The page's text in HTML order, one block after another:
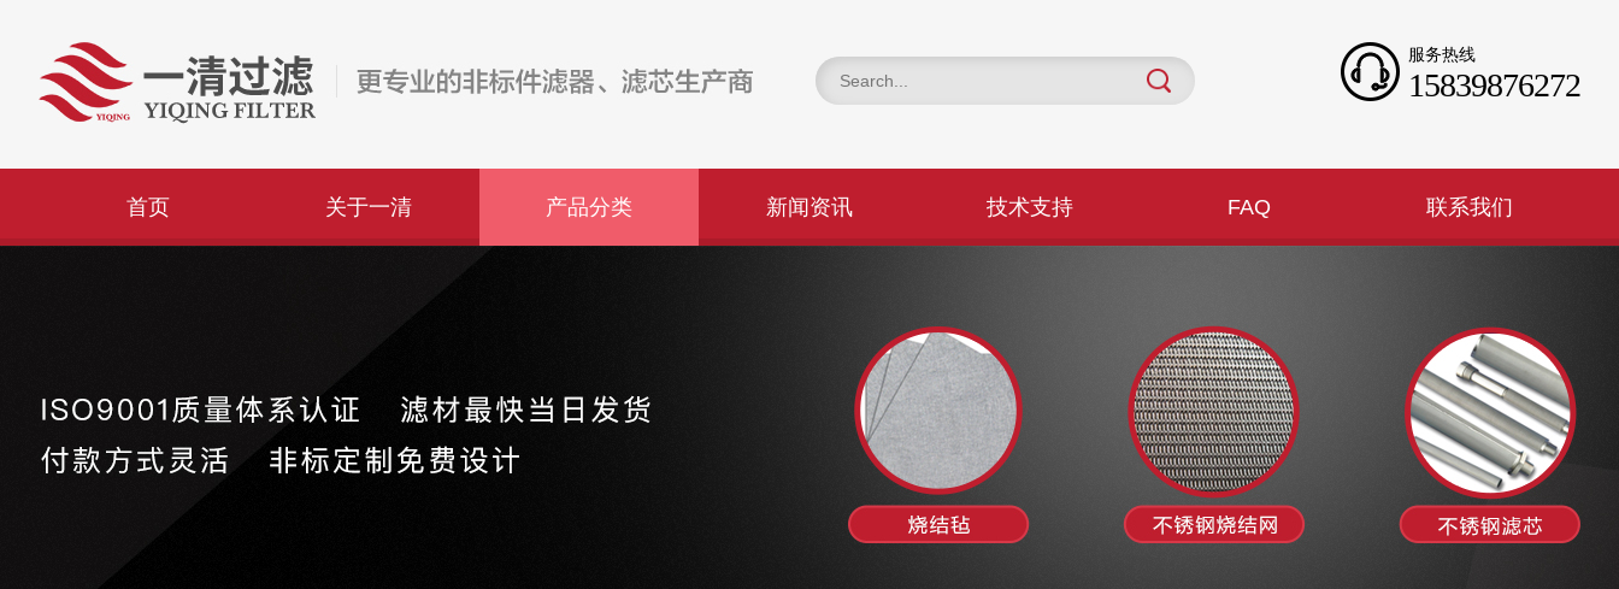
服务热线
15839876272
首页 关于一清 产品分类 新闻资讯 技术支持 FAQ 联系我们